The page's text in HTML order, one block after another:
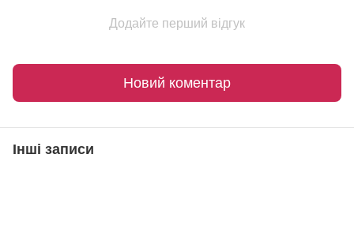
Додайте перший відгук
Новий коментар
Інші записи